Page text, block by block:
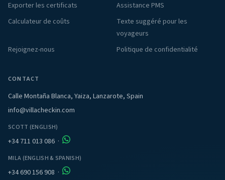
Exporter les certificats
Assistance PMS
Calculateur de coûts
Texte suggéré pour les
voyageurs
Rejoignez-nous
Politique de confidentialité
CONTACT
Calle Montaña Blanca, Yaiza, Lanzarote, Spain
info@villacheckin.com
SCOTT (ENGLISH)
+34 711 013 086 ·
MILA (ENGLISH & SPANISH)
+34 690 156 908 ·